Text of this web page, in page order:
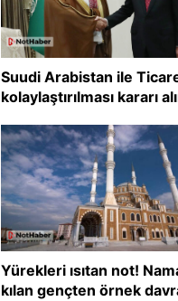
Suudi Arabistan ile
kolaylaştırılması kararı
Yürekleri ısıtan not!
kılan gençten örnek